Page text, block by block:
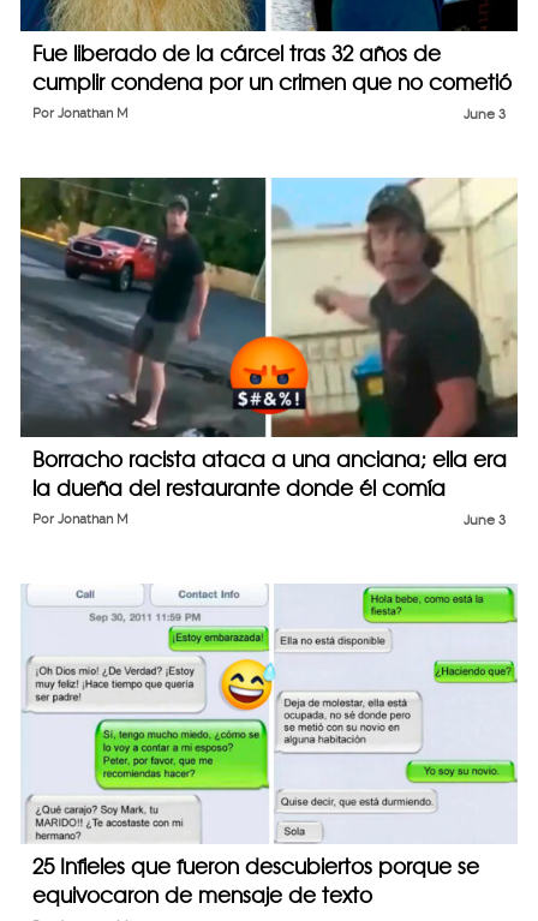
Fue liberado de la cárcel tras 32 años de
cumplir condena por un crimen que no cometió
June 3
Por Jonathan M
Borracho racista ataca a una anciana; ella era
la dueña del restaurante donde él comía
June 3
Por Jonathan M
25 Infieles que fueron descubiertos porque se
equivocaron de mensaje de texto